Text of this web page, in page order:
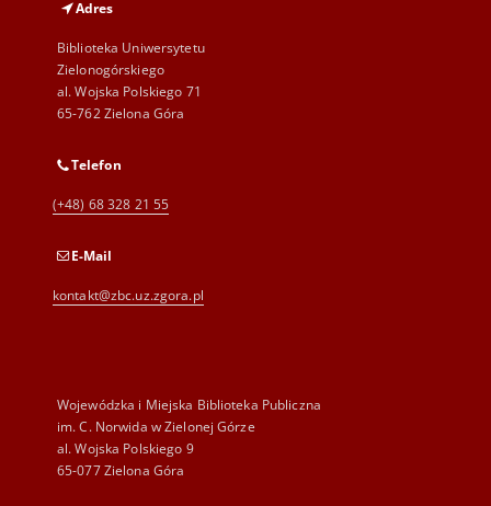
Adres
Biblioteka Uniwersytetu
Zielonogórskiego
al. Wojska Polskiego 71
65-762 Zielona Góra
Telefon
(+48) 68 328 21 55
E-Mail
kontakt@zbc.uz.zgora.pl
Wojewódzka i Miejska Biblioteka Publiczna
im. C. Norwida w Zielonej Górze
al. Wojska Polskiego 9
65-077 Zielona Góra